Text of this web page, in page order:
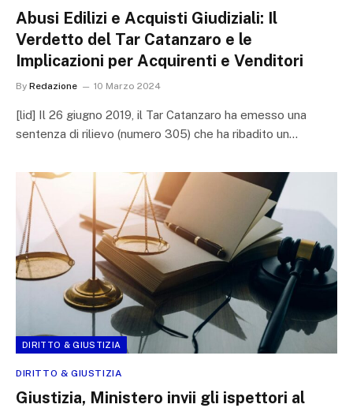
Abusi Edilizi e Acquisti Giudiziali: Il
Verdetto del Tar Catanzaro e le
Implicazioni per Acquirenti e Venditori
By Redazione 10 Marzo 2024
[lid] Il 26 giugno 2019, il Tar Catanzaro ha emesso una
sentenza di rilievo (numero 305) che ha ribadito un…
DIRITTO & GIUSTIZIA
DIRITTO & GIUSTIZIA
Giustizia, Ministero invii gli ispettori al